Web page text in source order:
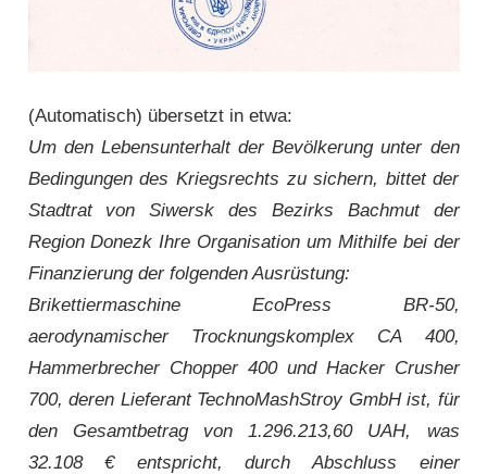
(Automatisch) übersetzt in etwa:
Um den Lebensunterhalt der Bevölkerung unter den
Bedingungen des Kriegsrechts zu sichern, bittet der
Stadtrat von Siwersk des Bezirks Bachmut der
Region Donezk Ihre Organisation um Mithilfe bei der
Finanzierung der folgenden Ausrüstung:
Brikettiermaschine EcoPress BR-50,
aerodynamischer Trocknungskomplex CA 400,
Hammerbrecher Chopper 400 und Hacker Crusher
700, deren Lieferant TechnoMashStroy GmbH ist, für
den Gesamtbetrag von 1.296.213,60 UAH, was
32.108 € entspricht, durch Abschluss einer